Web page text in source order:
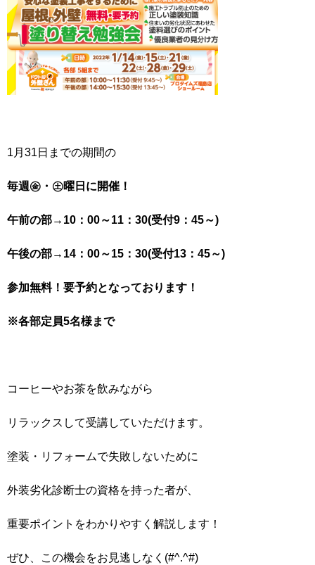
1月31日までの期間の
毎週㊎・㊏曜日に開催！
午前の部→10：00～11：30(受付9：45～)
午後の部→14：00～15：30(受付13：45～)
参加無料！要予約となっております！
※各部定員5名様まで
コーヒーやお茶を飲みながら
リラックスして受講していただけます。
塗装・リフォームで失敗しないために
外装劣化診断士の資格を持った者が、
重要ポイントをわかりやすく解説します！
ぜひ、この機会をお見逃しなく(#^.^#)